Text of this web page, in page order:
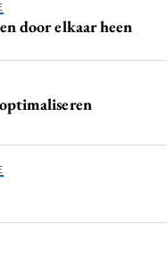
door elkaar heen